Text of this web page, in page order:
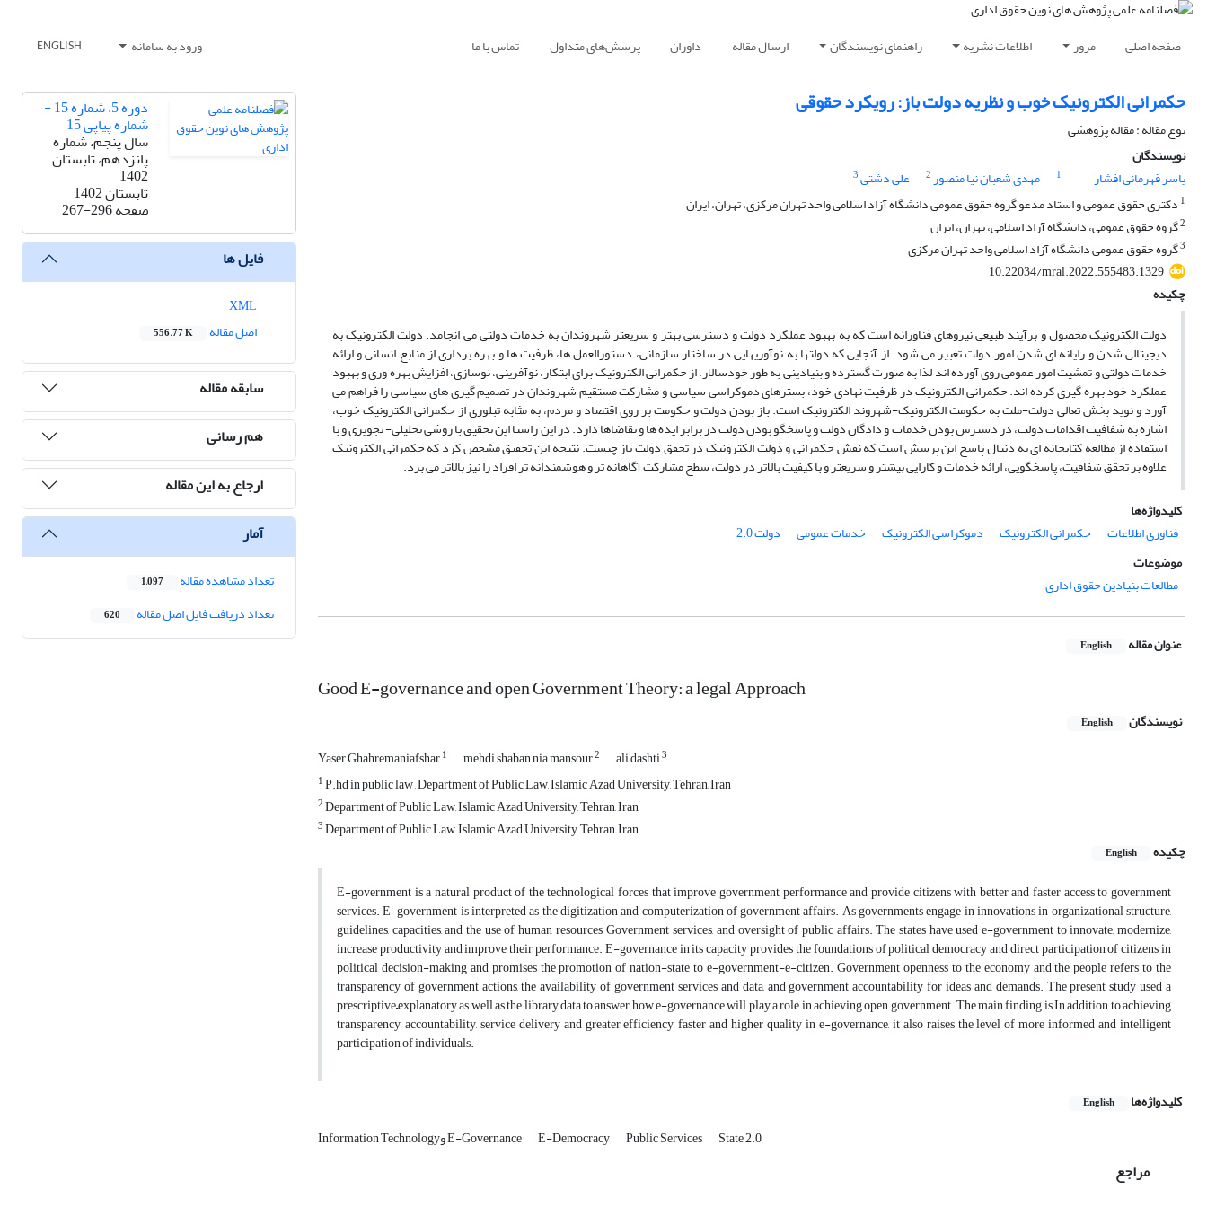
صفحه اصلی مرور اطلاعات نشریه راهنمای نویسندگان ارسال مقاله داوران پرسش‌های متداول تماس با ما ورود به سامانه ENGLISH
حکمرانی الکترونیک خوب و نظریه دولت باز: رویکرد حقوقی
نوع مقاله : مقاله پژوهشی
نویسندگان
یاسر قهرمانی افشار
1 مهدی شعبان نیا منصور2 علی دشتی3
1 دکتری حقوق عمومی و استاد مدعو گروه حقوق عمومی دانشگاه آزاد اسلامی واحد تهران مرکزی، تهران، ایران
2گروه حقوق عمومی، دانشگاه آزاد اسلامی، تهران، ایران
3گروه حقوق عمومی دانشگاه آزاد اسلامی واحد تهران مرکزی
10.22034/mral.2022.555483.1329
چکیده
دولت الکترونیک محصول و برآیند طبیعی نیروهای فناورانه است که به بهبود عملکرد دولت و دسترسی بهتر و سریعتر شهروندان به خدمات دولتی می انجامد. دولت الکترونیک به
دیجیتالی شدن و رایانه ای شدن امور دولت تعبیر می شود. از آنجایی که دولتها به نوآوریهایی در ساختار سازمانی، دستورالعمل ها، ظرفیت ها و بهره برداری از منابع انسانی و ارائه
خدمات دولتی و تمشیت امور عمومی روی آورده اند لذا به صورت گسترده و بنیادینی به طور خودسالار، از حکمرانی الکترونیک برای ابتکار، نوآفرینی، نوسازی، افزایش بهره وری و بهبود
عملکرد خود بهره گیری کرده اند. حکمرانی الکترونیک در ظرفیت نهادی خود، بسترهای دموکراسی سیاسی و مشارکت مستقیم شهروندان در تصمیم گیری های سیاسی را فراهم می
آورد و نوید بخش تعالی دولت-ملت به حکومت الکترونیک-شهروند الکترونیک است. باز بودن دولت و حکومت بر روی اقتصاد و مردم، به مثابه تبلوری از حکمرانی الکترونیک خوب،
اشاره به شفافیت اقدامات دولت، در دسترس بودن خدمات و دادگان دولت و پاسخگو بودن دولت در برابر ایده ها و تقاضاها دارد. در این راستا این تحقیق با روشی تحلیلی- تجویزی و با
استفاده از مطالعه کتابخانه ای به دنبال پاسخ این پرسش است که نقش حکمرانی و دولت الکترونیک در تحقق دولت باز چیست. نتیجه این تحقیق مشخص کرد که حکمرانی الکترونیک
علاوه بر تحقق شفافیت، پاسخگویی، ارائه خدمات و کارایی بیشتر و سریعتر و با کیفیت بالاتر در دولت، سطح مشارکت آگاهانه تر و هوشمندانه تر افراد را نیز بالاتر می برد.
کلیدواژه‌ها
فناوری اطلاعات
حکمرانی الکترونیک دموکراسی الکترونیک خدمات عمومی
دولت 2.0
موضوعات
مطالعات بنیادین حقوق اداری
عنوان مقاله English
Good E-governance and open Government Theory: a legal Approach
نویسندگان English
Yaser Ghahremaniafshar1 mehdi shaban nia mansour2 ali dashti3
1P.hd in public law , Department of Public Law, Islamic Azad University, Tehran, Iran
2Department of Public Law, Islamic Azad University, Tehran, Iran
3Department of Public Law, Islamic Azad University, Tehran, Iran
چکیده
English
E-government is a natural product of the technological forces that improve government performance and provide citizens with better and faster access to government
services. E-government is interpreted as the digitization and computerization of government affairs. As governments engage in innovations in organizational structure,
guidelines, capacities, and the use of human resources, Government services, and oversight of public affairs. The states have used e-government to innovate, modernize,
increase productivity and improve their performance. E-governance in its capacity provides the foundations of political democracy and direct participation of citizens in
political decision-making and promises the promotion of nation-state to e-government-e-citizen. Government openness to the economy and the people refers to the
transparency of government actions, the availability of government services and data, and government accountability for ideas and demands. The present study used a
prescriptive–explanatory as well as the library data to answer how e-governance will play a role in achieving open government. The main finding is In addition to achieving
transparency, accountability, service delivery and greater efficiency, faster and higher quality in e-governance, it also raises the level of more informed and intelligent
participation of individuals.
کلیدواژه‌ها English
Information Technologyو E-Governance E-Democracy Public Services State 2.0
مراجع
دوره 5، شماره 15 -
شماره پیاپی 15
سال پنجم، شماره
پانزدهم، تابستان
1402
تابستان 1402
صفحه267-296
فایل ها
اصل مقاله
556.77 K
سابقه مقاله
هم رسانی
ارجاع به این مقاله
آمار
تعداد مشاهده مقاله 1,097
تعداد دریافت فایل اصل مقاله 620